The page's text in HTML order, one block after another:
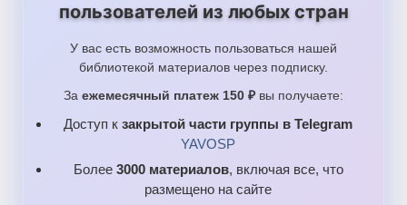
пользователей из любых стран
У вас есть возможность пользоваться нашей
библиотекой материалов через подписку.
За ежемесячный платеж 150 ₽ вы получаете:
Доступ к закрытой части группы в Telegram
YAVOSP
Более 3000 материалов, включая все, что
размещено на сайте